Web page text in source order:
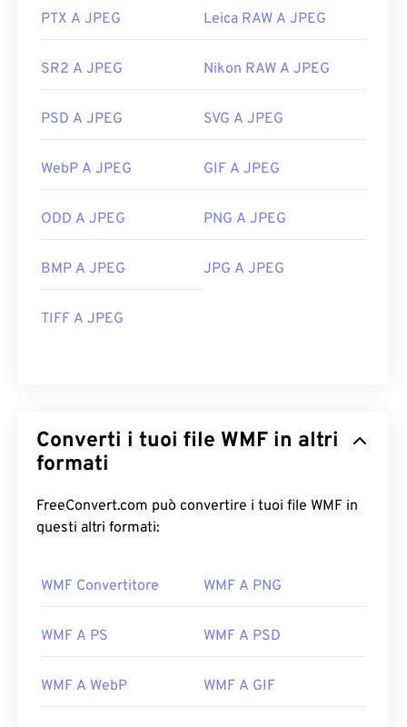
PTX A JPEG Leica RAW A JPEG
SR2 A JPEG Nikon RAW A JPEG
PSD A JPEG SVG A JPEG
WebP A JPEG GIF A JPEG
ODD A JPEG PNG A JPEG
BMP A JPEG JPG A JPEG
TIFF A JPEG
Converti i tuoi file WMF in altri
formati
FreeConvert.com può convertire i tuoi file WMF in
questi altri formati:
WMF Convertitore WMF A PNG
WMF A PS WMF A PSD
WMF A WebP WMF A GIF